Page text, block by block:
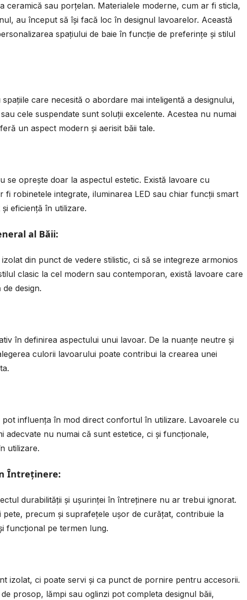
ceramică sau porțelan. Materialele moderne, cum ar fi sticla,
au început să își facă loc în designul lavoarelor. Această
spațiului de baie în funcție de preferințe și stilul
care necesită o abordare mai inteligentă a designului,
cele suspendate sunt soluții excelente. Acestea nu numai
un aspect modern și aerisit băii tale.
se oprește doar la aspectul estetic. Există lavoare cu
fi robinetele integrate, iluminarea LED sau chiar funcții smart
eficiență în utilizare.
al Băii:
din punct de vedere stilistic, ci să se integreze armonios
clasic la cel modern sau contemporan, există lavoare care
design.
în definirea aspectului unui lavoar. De la nuanțe neutre și
culorii lavoarului poate contribui la crearea unei
pot influența în mod direct confortul în utilizare. Lavoarele cu
adecvate nu numai că sunt estetice, ci și funcționale,
utilizare.
Întreținere:
durabilității și ușurinței în întreținere nu ar trebui ignorat.
pete, precum și suprafețele ușor de curățat, contribuie la
funcțional pe termen lung.
izolat, ci poate servi și ca punct de pornire pentru accesorii.
prosop, lămpi sau oglinzi pot completa designul băii,